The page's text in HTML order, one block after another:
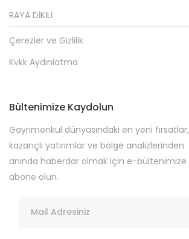
RAYA DİKİLİ
Çerezler ve Gizlilik
Kvkk Aydınlatma
Bültenimize Kaydolun
Gayrimenkul dünyasındaki en yeni fırsatlar,
kazançlı yatırımlar ve bölge analizlerinden
anında haberdar olmak için e-bültenimize
abone olun.